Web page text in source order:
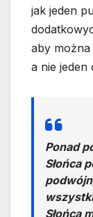
jak jeden
aby można
a nie jeden
Ponad
Słońca
Słońca